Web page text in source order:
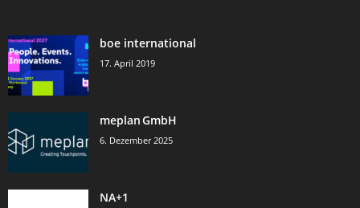
boe international
17. April 2019
meplan GmbH
6. Dezember 2025
NA+1